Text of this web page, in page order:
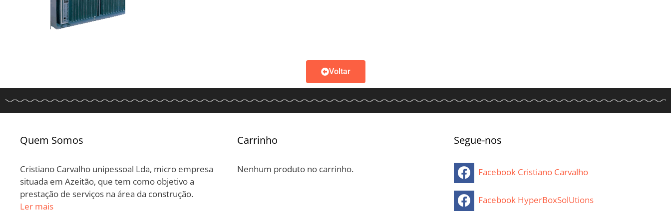
Voltar
Quem Somos
Cristiano Carvalho unipessoal Lda, micro empresa
situada em Azeitão, que tem como objetivo a
prestação de serviços na área da construção.
Ler mais
Carrinho
Nenhum produto no carrinho.
Segue-nos
Facebook Cristiano Carvalho
Facebook HyperBoxSolUtions